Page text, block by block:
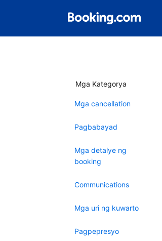
Mga Kategorya
Mga cancellation
Pagbabayad
Mga detalye ng
booking
Communications
Mga uri ng kuwarto
Pagpepresyo